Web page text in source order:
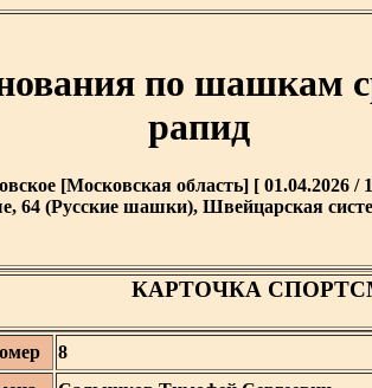
по шашкам
рапид
[Московская область] [ 01.04.2026 /
64 (Русские шашки), Швейцарская
КАРТОЧКА
8